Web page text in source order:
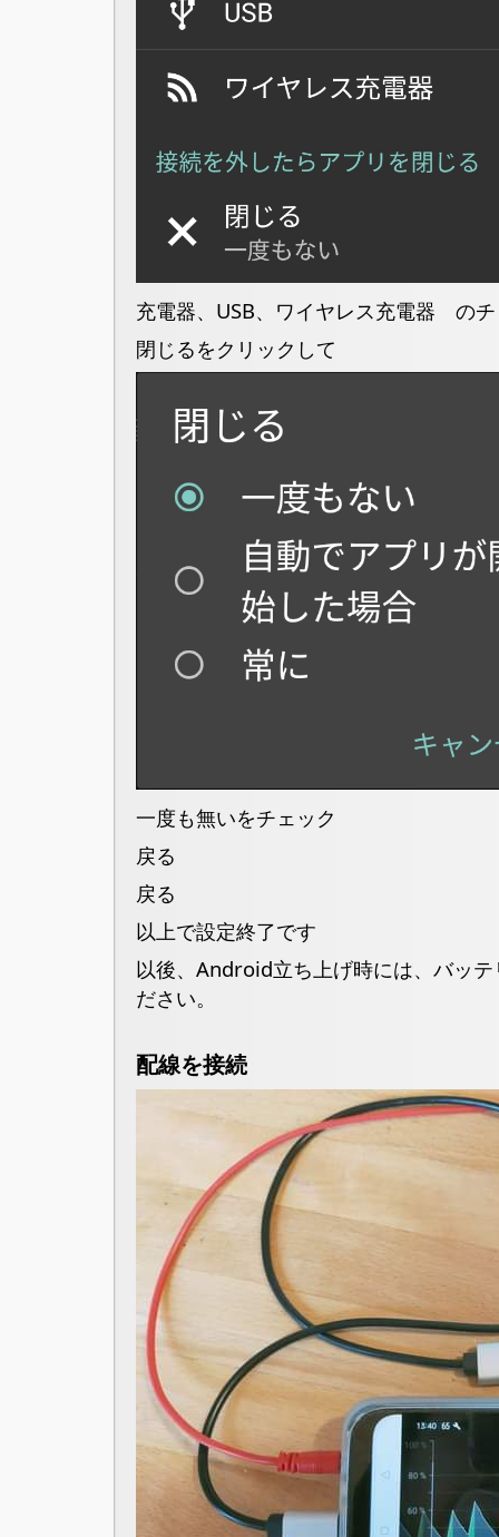
充電器、USB、ワイヤレス充電器 の
閉じるをクリックして
一度も無いをチェック
戻る
戻る
以上で設定終了です
以後、Android立ち上げ時には、バッ
ださい。
配線を接続